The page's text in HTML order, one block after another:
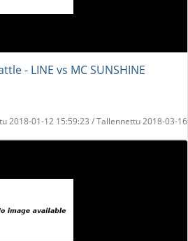
- LINE vs MC SUNSHINE
2018-01-12 15:59:23 / Tallennettu 2018-03-16